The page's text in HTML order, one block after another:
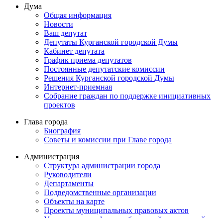
Дума
Общая информация
Новости
Ваш депутат
Депутаты Курганской городской Думы
Кабинет депутата
График приема депутатов
Постоянные депутатские комиссии
Решения Курганской городской Думы
Интернет-приемная
Собрание граждан по поддержке инициативных
проектов
Глава города
Биография
Советы и комиссии при Главе города
Администрация
Структура администрации города
Руководители
Департаменты
Подведомственные организации
Объекты на карте
Проекты муниципальных правовых актов